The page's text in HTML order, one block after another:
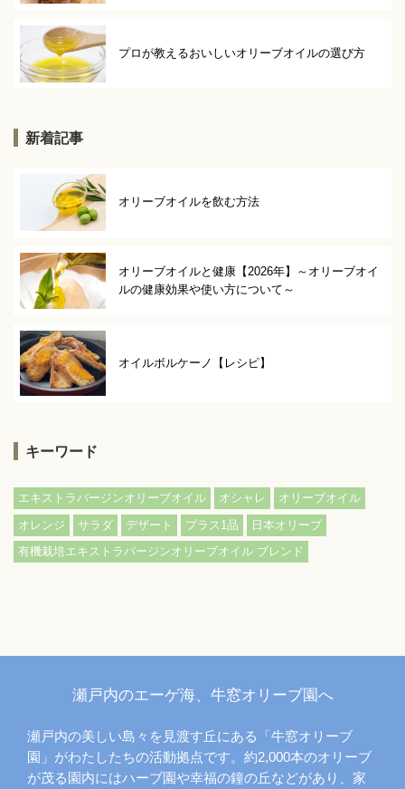
プロが教えるおいしいオリーブオイルの選び方
新着記事
オリーブオイルを飲む方法
オリーブオイルと健康【2026年】～オリーブオイ
ルの健康効果や使い方について～
オイルボルケーノ【レシピ】
キーワード
エキストラバージンオリーブオイル オシャレ オリーブオイル
オレンジ サラダ デザート プラス1品 日本オリーブ
有機栽培エキストラバージンオリーブオイル ブレンド
瀬戸内のエーゲ海、牛窓オリーブ園へ
瀬戸内の美しい島々を見渡す丘にある「牛窓オリーブ
園」がわたしたちの活動拠点です。約2,000本のオリーブ
が茂る園内にはハーブ園や幸福の鐘の丘などがあり、家